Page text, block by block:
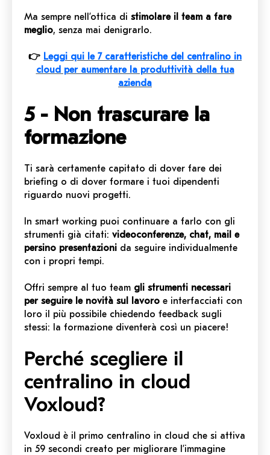
Ma sempre nell’ottica di stimolare il team a fare
meglio, senza mai denigrarlo.
👉 Leggi qui le 7 caratteristiche del centralino in
cloud per aumentare la produttività della tua
azienda
5 - Non trascurarela
formazione
Ti sarà certamente capitato di dover fare dei
briefing o di dover formare i tuoi dipendenti
riguardo nuovi progetti.
In smart working puoi continuare a farlo con gli
strumenti già citati: videoconferenze, chat, mail e
persino presentazioni da seguire individualmente
con i propri tempi.
Offri sempre al tuo team gli strumenti necessari
per seguire le novità sul lavoro e interfacciati con
loro il più possibile chiedendo feedback sugli
stessi: la formazione diventerà così un piacere!
Perché scegliere il
centralino in cloud
Voxloud?
Voxloud è il primo centralino in cloud che si attiva
in 59 secondi creato per migliorare l’immagine